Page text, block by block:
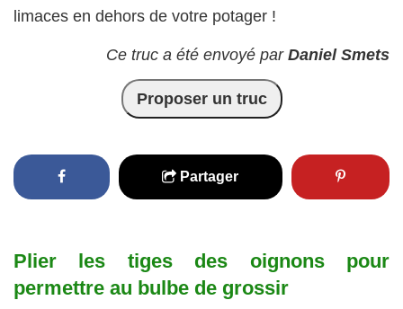
limaces en dehors de votre potager !
Ce truc a été envoyé par Daniel Smets
Proposer un truc
Partager
Plier les tiges des oignons pour
permettre au bulbe de grossir